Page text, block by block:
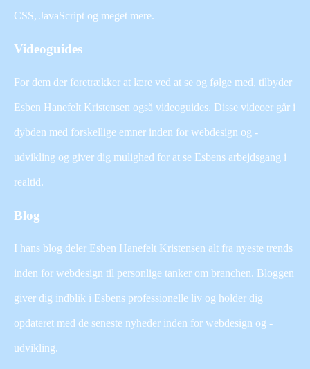
CSS, JavaScript og meget mere.
Videoguides
For dem der foretrækker at lære ved at se og følge med, tilbyder
Esben Hanefelt Kristensen også videoguides. Disse videoer går i
dybden med forskellige emner inden for webdesign og -
udvikling og giver dig mulighed for at se Esbens arbejdsgang i
realtid.
Blog
I hans blog deler Esben Hanefelt Kristensen alt fra nyeste trends
inden for webdesign til personlige tanker om branchen. Bloggen
giver dig indblik i Esbens professionelle liv og holder dig
opdateret med de seneste nyheder inden for webdesign og -
udvikling.